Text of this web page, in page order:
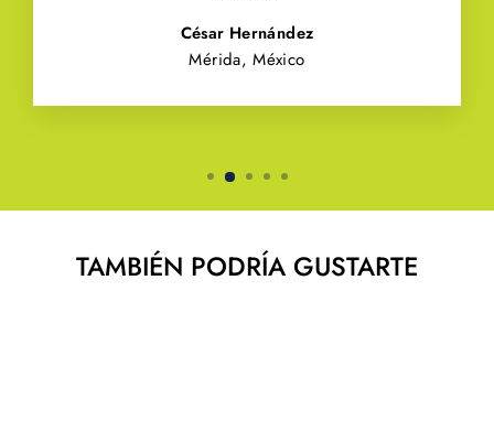
César Hernández
Mérida, México
TAMBIÉN PODRÍA GUSTARTE